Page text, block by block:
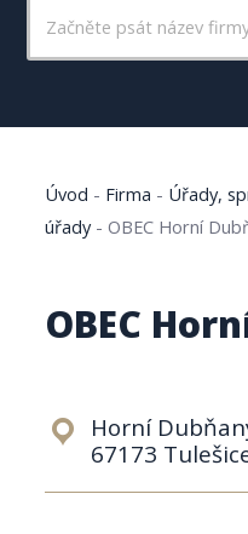
Úvod - Firma - Úřady,
úřady-OBEC Horní
OBEC
Horní
67173